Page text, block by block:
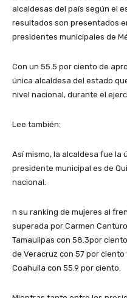
alcaldesas del país según el
resultados son presentados
presidentes municipales de
Con un 55.5 por ciento de
única alcaldesa del estado
nivel nacional, durante el
Lee también:
Así mismo, la alcaldesa fue la
presidente municipal es de
nacional.
n su ranking de mujeres al
superada por Carmen
Tamaulipas con 58.3por
de Veracruz con 57 por ciento
Coahuila con 55.9 por ciento.